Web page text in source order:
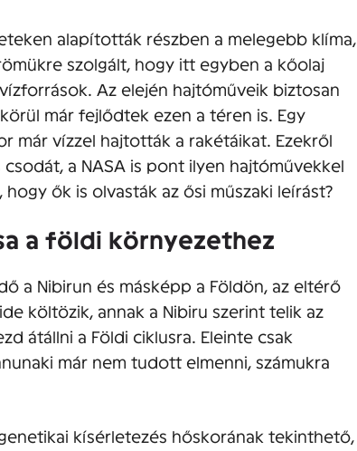
alapították részben a melegebb klíma,
szolgált, hogy itt egyben a kőolaj
Az elején hajtóműveik biztosan
már fejlődtek ezen a téren is. Egy
már vízzel hajtották a rakétáikat. Ezekről
a NASA is pont ilyen hajtóművekkel
ők is olvasták az ősi műszaki leírást?
a földi környezethez
a Nibirun és másképp a Földön, az eltérő
költözik, annak a Nibiru szerint telik az
átállni a Földi ciklusra. Eleinte csak
már nem tudott elmenni, számukra
kísérletezés hőskorának tekinthető,